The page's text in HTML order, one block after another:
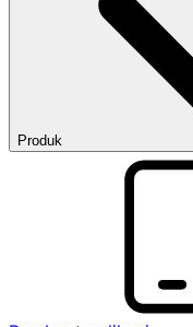
Produk